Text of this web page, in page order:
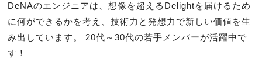
DeNAのエンジニアは、想像を超えるDelightを届けるため
に何ができるかを考え、技術力と発想力で新しい価値を生
み出しています。 20代～30代の若手メンバーが活躍中で
す！